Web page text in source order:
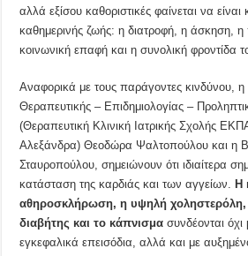
αλλά εξίσου καθοριστικές φαίνεται να είναι
καθημερινής ζωής: η διατροφή, η άσκηση, η
κοινωνική επαφή και η συνολική φροντίδα
Αναφορικά με τους παράγοντες κινδύνου, η
Θεραπευτικής – Επιδημιολογίας –
(Θεραπευτική Κλινική Ιατρικής Σχολής
Αλεξάνδρα) Θεοδώρα Ψαλτοπούλου και η
Σταυροπούλου, σημειώνουν ότι ιδιαίτερα
κατάσταση της καρδιάς και των αγγείων.Η
αθηροσκλήρωση, η υψηλή
διαβήτης και το κάπνισμα συνδέονται
εγκεφαλικά επεισόδια, αλλά και με